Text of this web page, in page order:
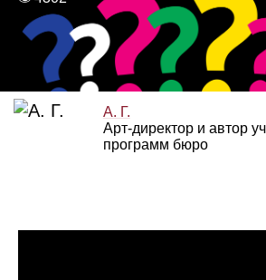
А. Г.
Арт‑директор и автор
программ бюро